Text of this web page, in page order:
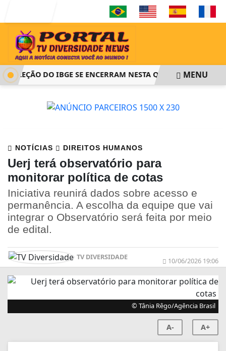
DO IBGE SE ENCERRAM NESTA QUINTA-FEIRA ÀS 14H
MENU
NOTÍCIAS DIREITOS HUMANOS
Uerj terá observatório para
monitorar política de cotas
Iniciativa reunirá dados sobre acesso e
permanência. A escolha da equipe que vai
integrar o Observatório será feita por meio
de edital.
TV DIVERSIDADE 10/06/2026 19:06
© Tânia Rêgo/Agência Brasil
A- A+